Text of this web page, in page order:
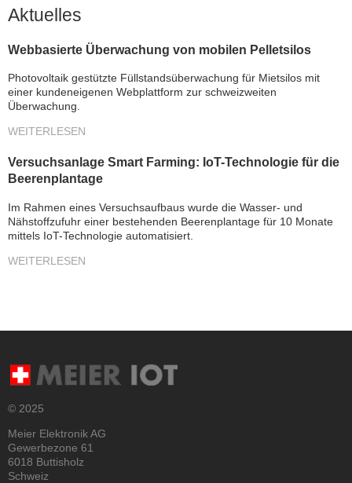
Aktuelles
Webbasierte Überwachung von mobilen Pelletsilos
Photovoltaik gestützte Füllstandsüberwachung für Mietsilos mit
einer kundeneigenen Webplattform zur schweizweiten
Überwachung.
WEITERLESEN
Versuchsanlage Smart Farming: IoT-Technologie für die
Beerenplantage
Im Rahmen eines Versuchsaufbaus wurde die Wasser- und
Nähstoffzufuhr einer bestehenden Beerenplantage für 10 Monate
mittels IoT-Technologie automatisiert.
WEITERLESEN
© 2025
Meier Elektronik AG
Gewerbezone 61
6018 Buttisholz
Schweiz